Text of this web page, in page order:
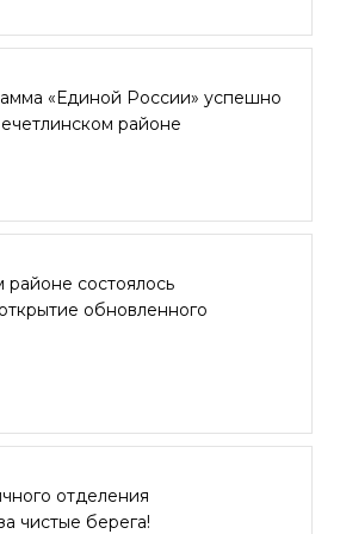
«Единой России» успешно
районе
состоялось
обновленного
отделения
чистые берега!